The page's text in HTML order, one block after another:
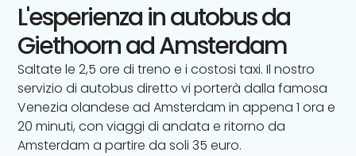
L'esperienza in autobus da
Giethoorn ad Amsterdam
Saltate le 2,5 ore di treno e i costosi taxi. Il nostro
servizio di autobus diretto vi porterà dalla famosa
Venezia olandese ad Amsterdam in appena 1 ora e
20 minuti, con viaggi di andata e ritorno da
Amsterdam a partire da soli 35 euro.